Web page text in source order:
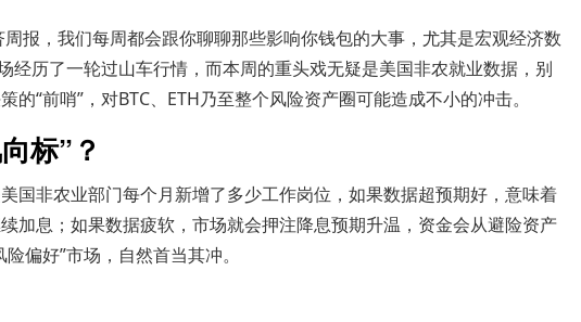
报，我们每周都会跟你聊聊那些影响你钱包的大事，尤其是宏观经济数
经历了一轮过山车行情，而本周的重头戏无疑是美国非农就业数据，别
“前哨”，对BTC、ETH乃至整个风险资产圈可能造成不小的冲击。
标”？
国非农业部门每个月新增了多少工作岗位，如果数据超预期好，意味着
加息；如果数据疲软，市场就会押注降息预期升温，资金会从避险资产
偏好”市场，自然首当其冲。